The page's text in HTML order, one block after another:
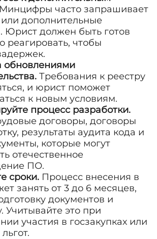
Минцифры часто запрашивает
дополнительные
Юрист должен быть готов
реагировать, чтобы
обновлениями
Требования к реестру
и юрист поможет
к новым условиям.
процесс разработки.
договоры, договоры
результаты аудита кода и
которые могут
отечественное
ПО.
сроки. Процесс внесения в
занять от 3 до 6 месяцев,
документов и
Учитывайте это при
участия в госзакупках или